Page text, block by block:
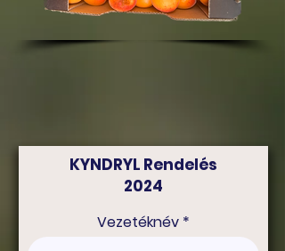
KYNDRYL Rendelés
2024
Vezetéknév